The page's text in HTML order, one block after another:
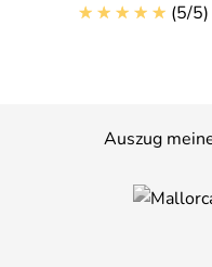
☆ ☆ ☆ ☆ ☆ (5/5)
Auszug